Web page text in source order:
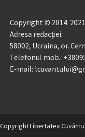
Copyright © 2014-
Adresa redacției:
58002, Ucraina, or.
Telefonul mob.:
E-mail:
Copyright Libertatea